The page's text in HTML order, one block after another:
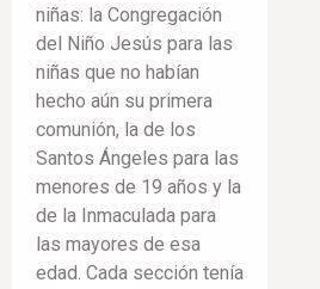
niñas: la Congregación
del Niño Jesús para las
niñas que no habían
hecho aún su primera
comunión, la de los
Santos Ángeles para las
menores de 19 años y la
de la Inmaculada para
las mayores de esa
edad. Cada sección tenía